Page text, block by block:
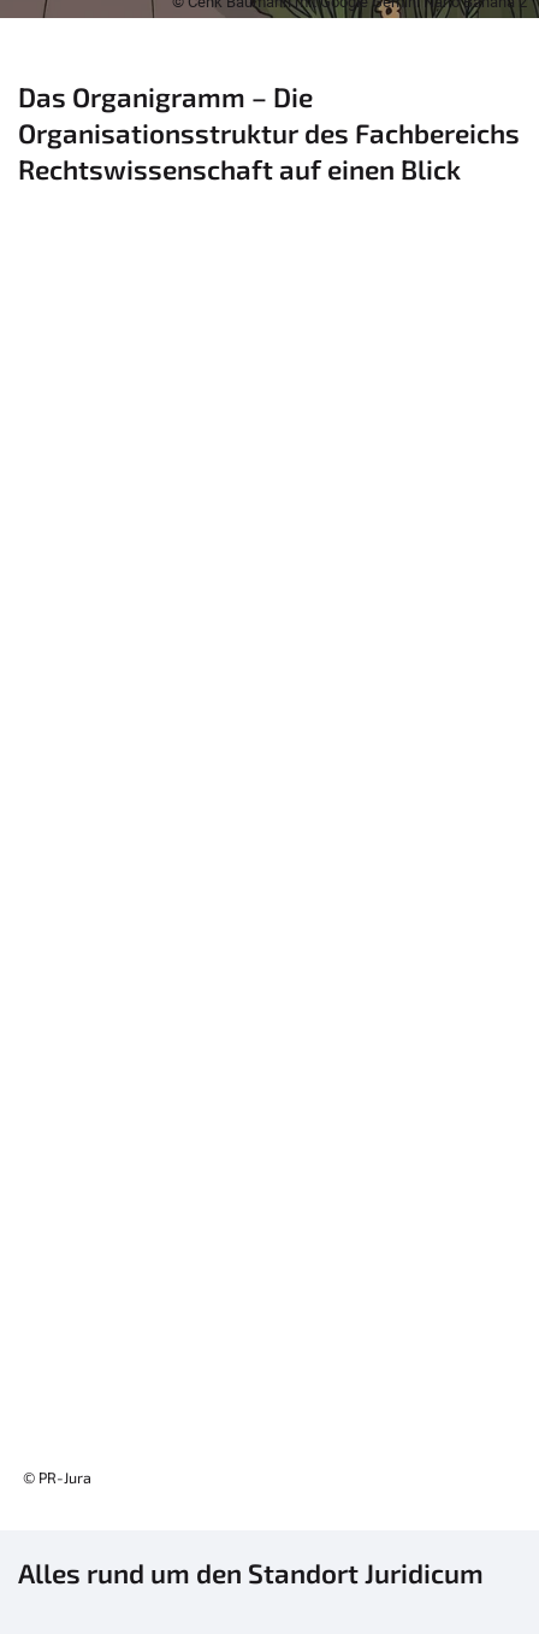
Das Organigramm – Die
Organisationsstruktur des Fachbereichs
Rechtswissenschaft auf einen Blick
© PR-Jura
Alles rund um den Standort Juridicum